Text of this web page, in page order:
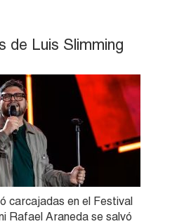
de Luis Slimming
carcajadas en el Festival
Rafael Araneda se salvó